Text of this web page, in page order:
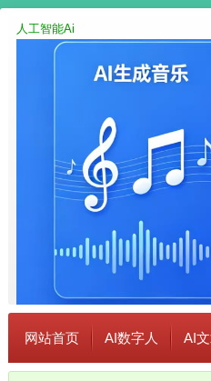
人工智能Ai
网站首页 AI数字人 AI